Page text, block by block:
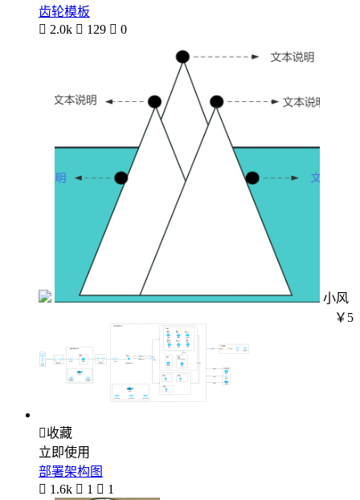
齿轮模板
 2.0k  129  0
小风
￥5
收藏
立即使用
部署架构图
 1.6k  1  1